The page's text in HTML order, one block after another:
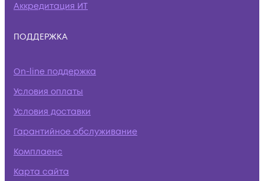
Аккредитация ИТ
ПОДДЕРЖКА
On-line поддержка
Условия оплаты
Условия доставки
Гарантийное обслуживание
Комплаенс
Карта сайта